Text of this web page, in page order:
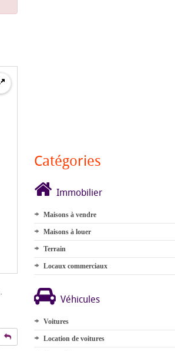
Catégories
Immobilier
Maisons à vendre
Maisons à louer
Terrain
Locaux commerciaux
Véhicules
Voitures
Location de voitures